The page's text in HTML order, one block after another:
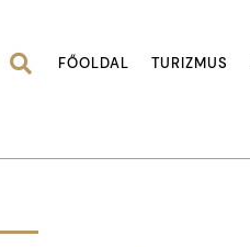
FŐOLDAL TURIZMUS